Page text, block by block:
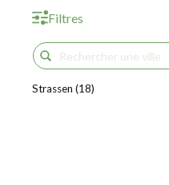
Filtres
Strassen (18)